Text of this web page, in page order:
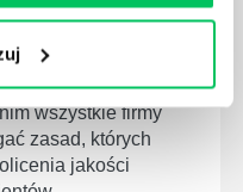
coraz więcej reguł,
poszczególne
wszystkie firmy
zasad, których
jakości